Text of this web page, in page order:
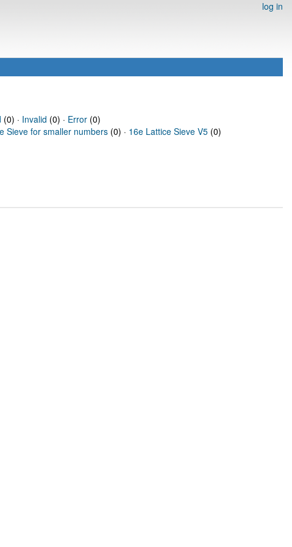
log in
(0) · Invalid (0) · Error(0)
Sieve for smaller numbers (0) · 16e Lattice Sieve V5 (0)